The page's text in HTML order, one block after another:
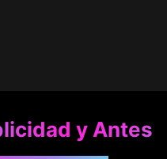
y Antes